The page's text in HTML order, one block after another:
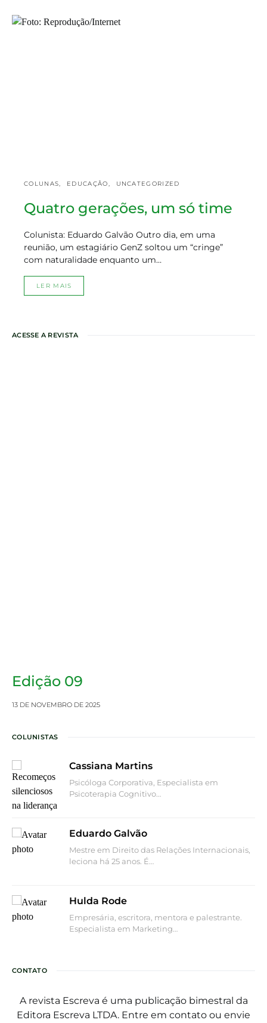
COLUNAS EDUCAÇÃO UNCATEGORIZED
Quatro gerações, um só time
Colunista: Eduardo Galvão Outro dia, em uma
reunião, um estagiário GenZ soltou um “cringe”
com naturalidade enquanto um…
LER MAIS
ACESSE A REVISTA
Edição 09
13 DE NOVEMBRO DE 2025
COLUNISTAS
Cassiana Martins
Psicóloga Corporativa, Especialista em
Psicoterapia Cognitivo…
Eduardo Galvão
Mestre em Direito das Relações Internacionais,
leciona há 25 anos. É…
Hulda Rode
Empresária, escritora, mentora e palestrante.
Especialista em Marketing…
CONTATO
A revista Escreva é uma publicação bimestral da
Editora Escreva LTDA. Entre em contato ou envie